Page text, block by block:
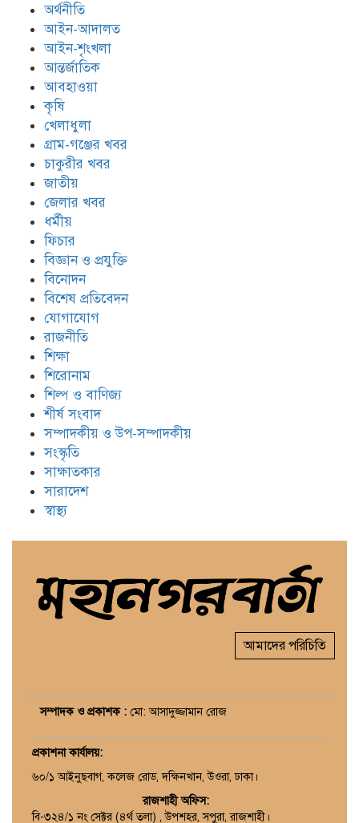
অর্থনীতি
আইন-আদালত
আইন-শৃংখলা
আন্তর্জাতিক
আবহাওয়া
কৃষি
খেলাধুলা
গ্রাম-গঞ্জের খবর
চাকুরীর খবর
জাতীয়
জেলার খবর
ধর্মীয়
ফিচার
বিজ্ঞান ও প্রযুক্তি
বিনোদন
বিশেষ প্রতিবেদন
যোগাযোগ
রাজনীতি
শিক্ষা
শিরোনাম
শিল্প ও বাণিজ্য
শীর্ষ সংবাদ
সম্পাদকীয় ও উপ-সম্পাদকীয়
সংস্কৃতি
সাক্ষাতকার
সারাদেশ
স্বাস্থ্য
আমাদের পরিচিতি
সম্পাদক ও প্রকাশক : মো: আসাদুজ্জামান রোজ
প্রকাশনা কার্যালয়:
৬০/১ আইনুছবাগ, কলেজ রোড, দক্ষিনখান, উওরা, ঢাকা।
রাজশাহী অফিস:
বি-৩২৪/১ নং সেক্টর (৪র্থ তলা) , উপশহর, সপুরা, রাজশাহী।